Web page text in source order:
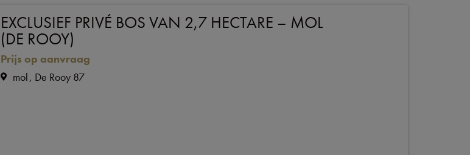
EXCLUSIEF PRIVÉ BOS VAN 2,7 HECTARE – MOL
(DE ROOY)
Prijs op aanvraag
mol De Rooy 87